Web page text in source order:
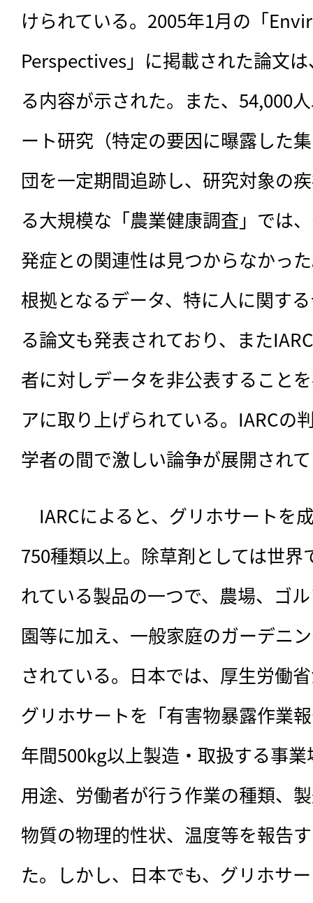
けられている。2005年1月の「
Perspectives」に掲載された論文
る内容が示された。また、54,000
ート研究（特定の要因に曝露した
団を一定期間追跡し、研究対象の
る大規模な「農業健康調査」では
発症との関連性は見つからなかっ
根拠となるデータ、特に人に関す
る論文も発表されており、また
者に対しデータを非公表すること
アに取り上げられている。IARCの
学者の間で激しい論争が展開され
IARCによると、グリホサートを
750種類以上。除草剤としては世
れている製品の一つで、農場、ゴ
園等に加え、一般家庭のガーデニ
されている。日本では、厚生労働
グリホサートを「有害物暴露作業
年間500kg以上製造・取扱する事
用途、労働者が行う作業の種類、
物質の物理的性状、温度等を報告
た。しかし、日本でも、グリホサ